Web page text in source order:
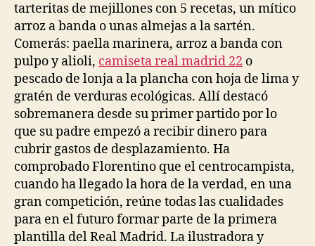
tarteritas de mejillones con 5 recetas, un mítico
arroz a banda o unas almejas a la sartén.
Comerás: paella marinera, arroz a banda con
pulpo y alioli, camiseta real madrid 22 o
pescado de lonja a la plancha con hoja de lima y
gratén de verduras ecológicas. Allí destacó
sobremanera desde su primer partido por lo
que su padre empezó a recibir dinero para
cubrir gastos de desplazamiento. Ha
comprobado Florentino que el centrocampista,
cuando ha llegado la hora de la verdad, en una
gran competición, reúne todas las cualidades
para en el futuro formar parte de la primera
plantilla del Real Madrid. La ilustradora y